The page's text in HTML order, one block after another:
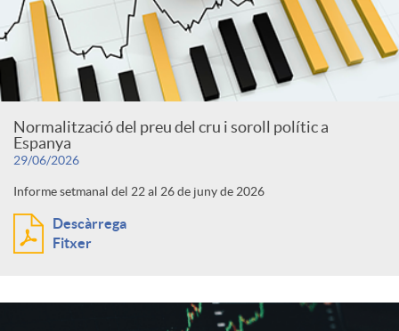
Normalització del preu del cru i soroll polític a
Espanya
29/06/2026
Informe setmanal del 22 al 26 de juny de 2026
Descàrrega
Fitxer